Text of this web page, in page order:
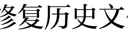
复历史